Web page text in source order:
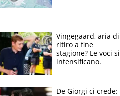
Vingegaard, aria di
ritiro a fine
stagione? Le voci si
intensificano.
vuole la Roubaix
De Giorgi ci crede: